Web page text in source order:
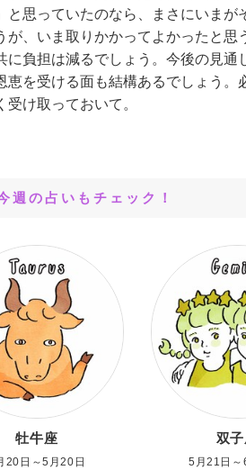
と思っていたのなら、まさにいまが
、いま取りかかってよかったと思
負担は減るでしょう。今後の見通
恵を受ける面も結構あるでしょう。
け取っておいて。
週の占いもチェック！
牡牛座
20日～5月20日
双
5月21日～